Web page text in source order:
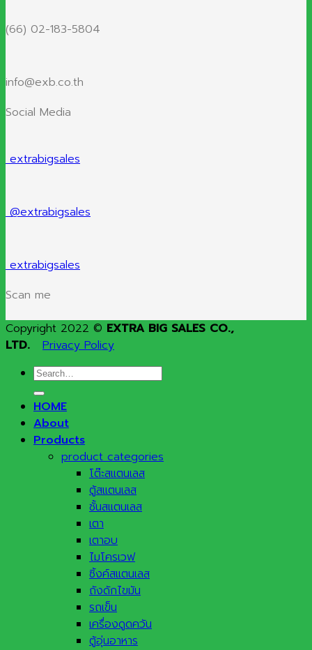
(66) 02-183-5804
info@exb.co.th
Social Media
extrabigsales
@extrabigsales
extrabigsales
Scan me
Copyright 2022 © EXTRA BIG SALES CO.,
LTD.
Privacy Policy
Search
for:
HOME
About
Products
product categories
โต๊ะสแตนเลส
ตู้สแตนเลส
ชั้นสแตนเลส
เตา
เตาอบ
ไมโครเวฟ
ซิ้งค์สแตนเลส
ถังดักไขมัน
รถเข็น
เครื่องดูดควัน
ตู้อุ่นอาหาร